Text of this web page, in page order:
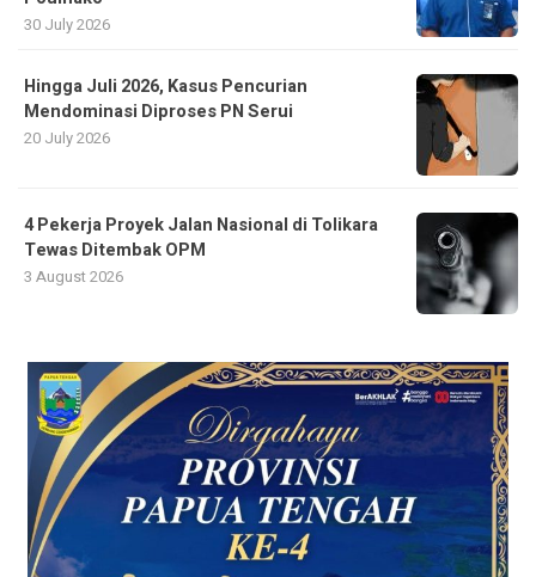
30 July 2026
Hingga Juli 2026, Kasus Pencurian
Mendominasi Diproses PN Serui
20 July 2026
4 Pekerja Proyek Jalan Nasional di Tolikara
Tewas Ditembak OPM
3 August 2026